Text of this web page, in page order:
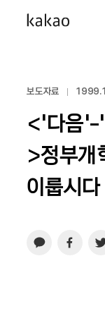
보도자료
<‘다음
>정부개
이룹시다